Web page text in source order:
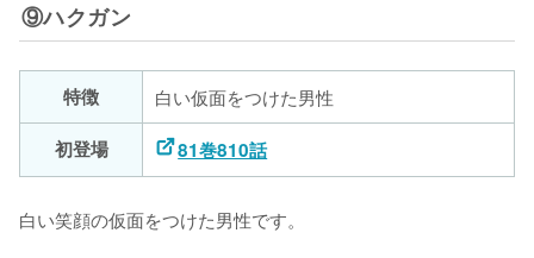
⑨ハクガン
特徴
白い仮面をつけた男性
初登場
81巻810話
白い笑顔の仮面をつけた男性です。